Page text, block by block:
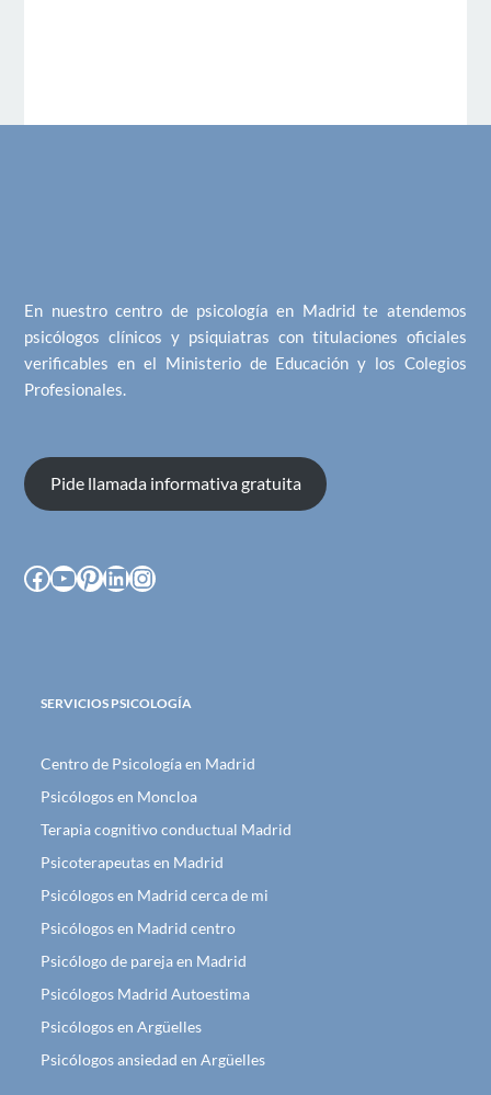
En nuestro centro de psicología en Madrid te atendemos
psicólogos clínicos y psiquiatras con titulaciones oficiales
verificables en el Ministerio de Educación y los Colegios
Profesionales.
Pide llamada informativa gratuita
Facebook
YouTube
Pinterest
LinkedIn
Instagram
SERVICIOS PSICOLOGÍA
Centro de Psicología en Madrid
Psicólogos en Moncloa
Terapia cognitivo conductual Madrid
Psicoterapeutas en Madrid
Psicólogos en Madrid cerca de mi
Psicólogos en Madrid centro
Psicólogo de pareja en Madrid
Psicólogos Madrid Autoestima
Psicólogos en Argüelles
Psicólogos ansiedad en Argüelles